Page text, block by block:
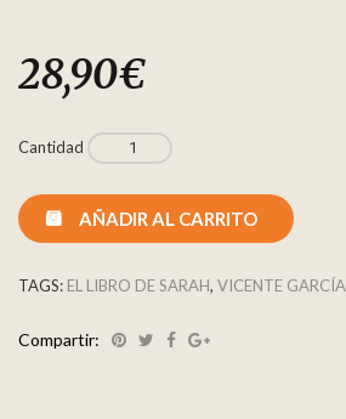
28,90€
Cantidad
AÑADIR AL CARRITO
TAGS: EL LIBRO DE SARAH, VICENTE GARCÍA
Compartir: